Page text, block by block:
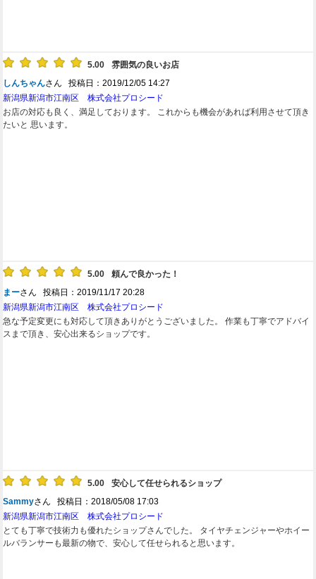
5.00
雰囲気の良いお店
しんちゃんさん 投稿日：2019/12/05 14:27
新潟県新潟市江南区 株式会社プロシード
お店の対応も良く、満足しております。 これからも機会があれば利用させて頂き
たいと 思います。
5.00
頼んで良かった！
まーさん 投稿日：2019/11/17 20:28
新潟県新潟市江南区 株式会社プロシード
急な予定変更にも対応して頂きありがとうございました。 作業も丁寧でアドバイ
スまで頂き、安心出来るショップです。
5.00
安心して任せられるショップ
Sammyさん 投稿日：2018/05/08 17:03
新潟県新潟市江南区 株式会社プロシード
とても丁寧で技術力も優れたショップさんでした。 タイヤチェンジャーやホイー
ルバランサーも最新の物で、安心して任せられると思います。